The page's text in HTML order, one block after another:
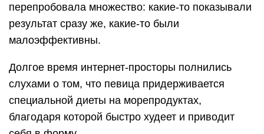
перепробовала множество: какие-то показывали
результат сразу же, какие-то были
малоэффективны.
Долгое время интернет-просторы полнились
слухами о том, что певица придерживается
специальной диеты на морепродуктах,
благодаря которой быстро худеет и приводит